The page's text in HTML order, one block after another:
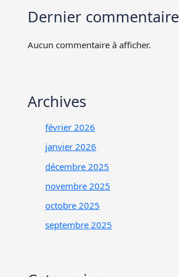
Dernier commentaire
Aucun commentaire à afficher.
Archives
février 2026
janvier 2026
décembre 2025
novembre 2025
octobre 2025
septembre 2025